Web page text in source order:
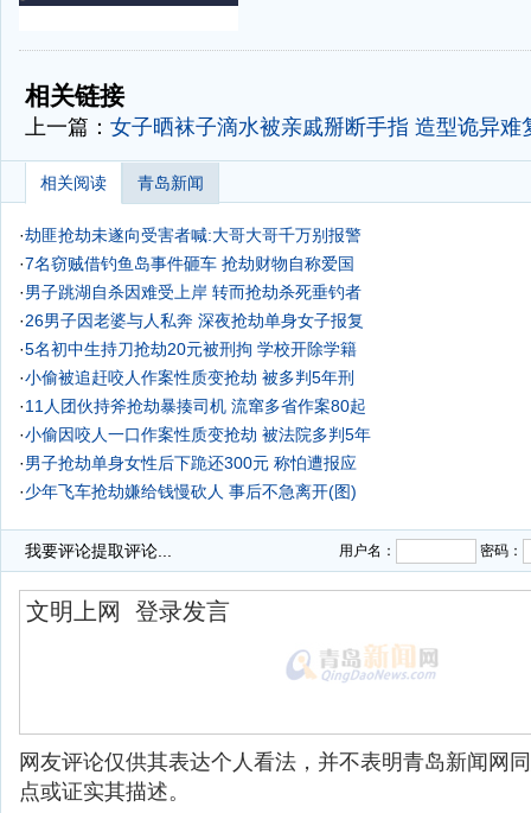
-
相关链接
上一篇： 女子晒袜子滴水被亲戚掰断手指 造型诡异难
相关阅读 青岛新闻
·劫匪抢劫未遂向受害者喊:大哥大哥千万别报警
·7名窃贼借钓鱼岛事件砸车 抢劫财物自称爱国
·男子跳湖自杀因难受上岸 转而抢劫杀死垂钓者
·26男子因老婆与人私奔 深夜抢劫单身女子报复
·5名初中生持刀抢劫20元被刑拘 学校开除学籍
·小偷被追赶咬人作案性质变抢劫 被多判5年刑
·11人团伙持斧抢劫暴揍司机 流窜多省作案80起
·小偷因咬人一口作案性质变抢劫 被法院多判5年
·男子抢劫单身女性后下跪还300元 称怕遭报应
·少年飞车抢劫嫌给钱慢砍人 事后不急离开(图)
我要评论提取评论... 用户名： 密码：
网友评论仅供其表达个人看法，并不表明青岛新闻网
点或证实其描述。